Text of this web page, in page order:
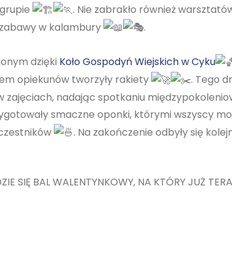
. Nie zabrakło również
w kalambury
.
dzięki Koło Gospodyń Wiejskich w Cyku
opiekunów tworzyły rakiety
. Tego
zajęciach, nadając spotkaniu
smaczne oponki, którymi wszyscy
. Na zakończenie odbyły się
SIĘ BAL WALENTYNKOWY, NA KTÓRY JUŻ